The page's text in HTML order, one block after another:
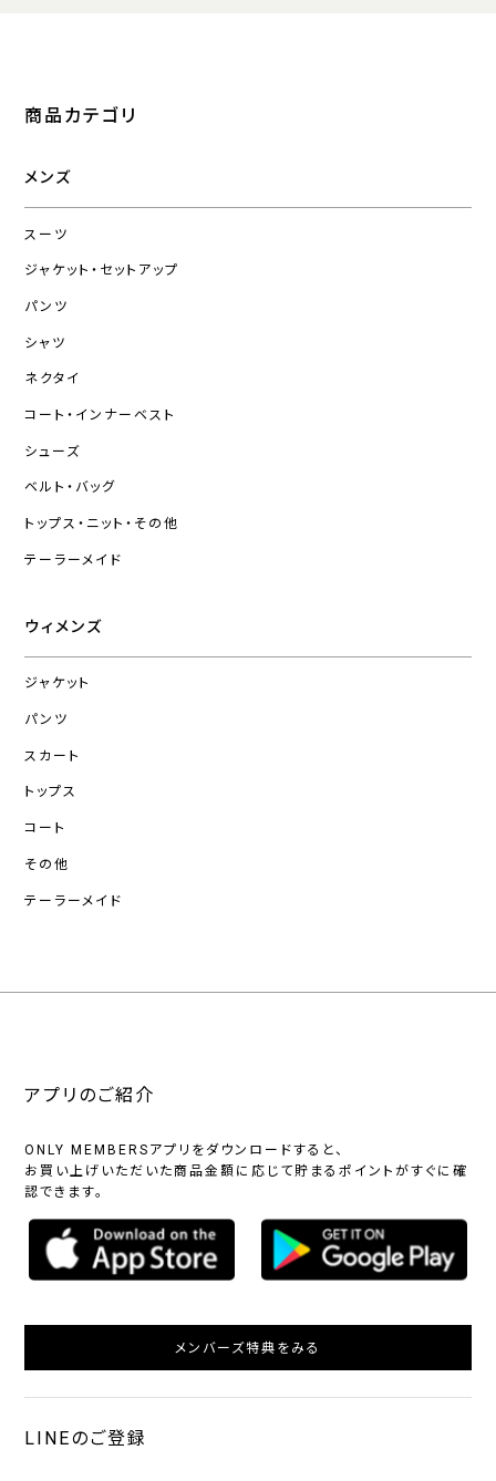
商品カテゴリ
メンズ
スーツ
ジャケット・セットアップ
パンツ
シャツ
ネクタイ
コート・インナーベスト
シューズ
ベルト・バッグ
トップス・ニット・その他
テーラーメイド
ウィメンズ
ジャケット
パンツ
スカート
トップス
コート
その他
テーラーメイド
アプリのご紹介
ONLY MEMBERSアプリをダウンロードすると、
お買い上げいただいた商品金額に応じて貯まるポイントがすぐに確
認できます。
メンバーズ特典をみる
LINEのご登録